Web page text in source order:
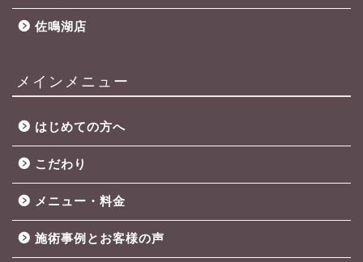
佐鳴湖店
メインメニュー
はじめての方へ
こだわり
メニュー・料金
施術事例とお客様の声